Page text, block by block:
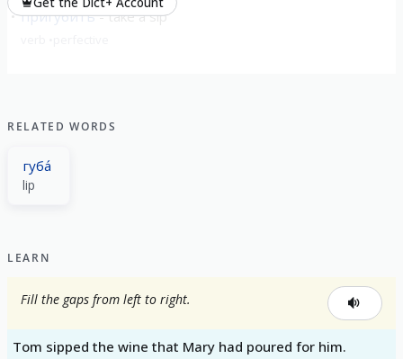
пригу́бить take a sip
RELATED WORDS
губа́
lip
LEARN
Fill the gaps from left to right.
Tom sipped the wine that Mary had poured for him.